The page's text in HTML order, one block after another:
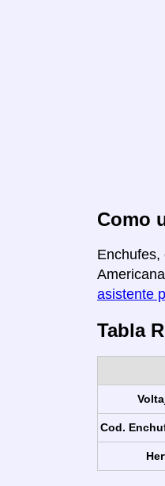
Como
Enchufes,
asistente
Tabla
Cod.